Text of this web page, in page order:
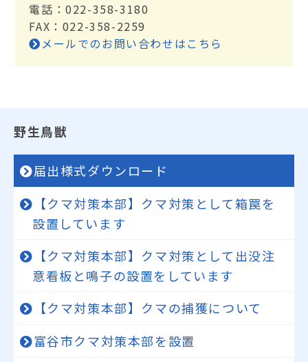
電話：022-358-3180
FAX：022-358-2259
メールでのお問い合わせはこちら
野生鳥獣
届出様式ダウンロード
【クマ対策本部】クマ対策として箱罠を
設置しています
【クマ対策本部】クマ対策として出没注
意看板と鳴子の設置をしています
【クマ対策本部】クマの捕獲について
富谷市クマ対策本部を設置